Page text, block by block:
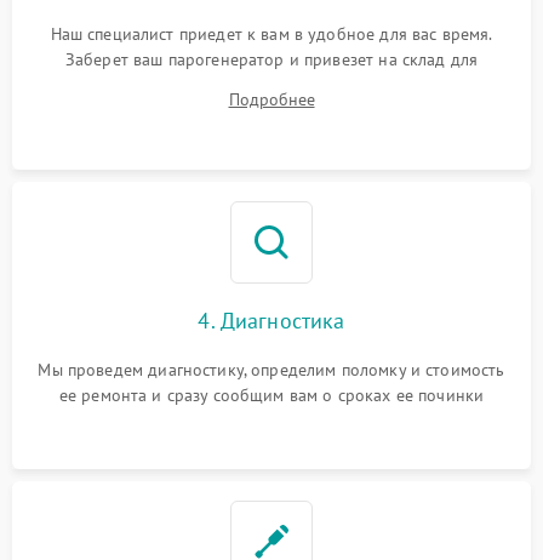
Наш специалист приедет к вам в удобное для вас время.
Заберет ваш парогенератор и привезет на склад для
Подробнее
4. Диагностика
Мы проведем диагностику, определим поломку и стоимость
ее ремонта и сразу сообщим вам о сроках ее починки